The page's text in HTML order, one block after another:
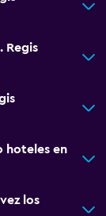
Regis
hoteles en
los